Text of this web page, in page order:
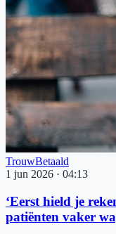
TrouwBetaald
1 jun 2026 · 04:13
‘Eerst hield je
pa­tiënten vaker